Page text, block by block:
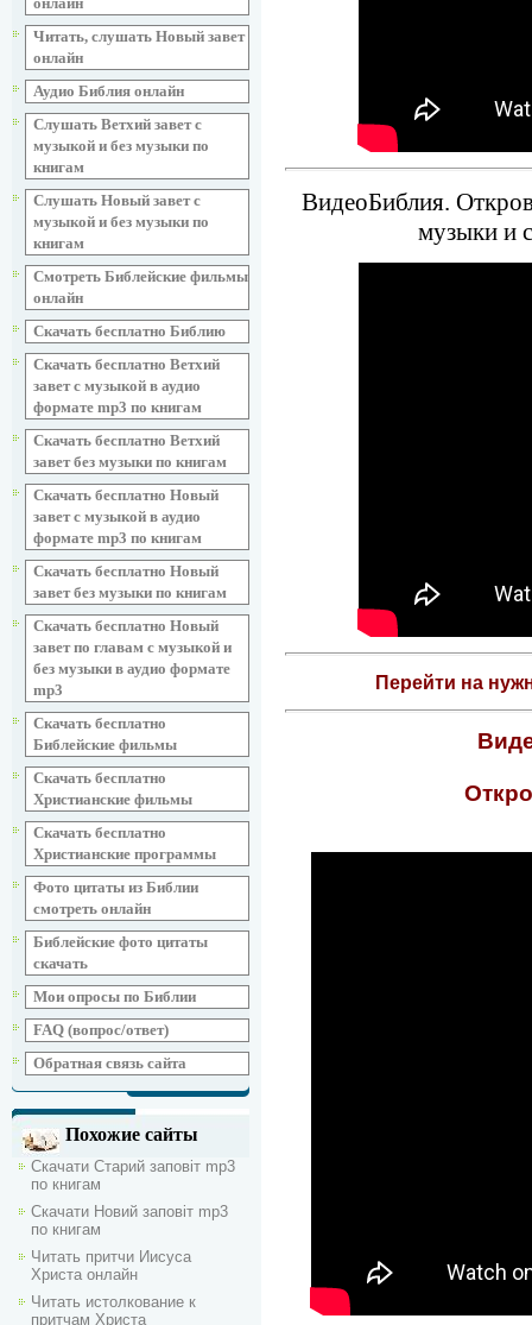
Читать, слушать Новый завет
онлайн
Аудио Библия онлайн
Слушать Ветхий завет с
музыкой и без музыки по
книгам
Слушать Новый завет с
музыкой и без музыки по
книгам
Смотреть Библейские фильмы
онлайн
Скачать бесплатно Библию
Скачать бесплатно Ветхий
завет с музыкой в аудио
формате mp3 по книгам
Скачать бесплатно Ветхий
завет без музыки по книгам
Скачать бесплатно Новый
завет с музыкой в аудио
формате mp3 по книгам
Скачать бесплатно Новый
завет без музыки по книгам
Скачать бесплатно Новый
завет по главам с музыкой и
без музыки в аудио формате
mp3
Скачать бесплатно
Библейские фильмы
Скачать бесплатно
Христианские фильмы
Скачать бесплатно
Христианские программы
Фото цитаты из Библии
смотреть онлайн
Библейские фото цитаты
скачать
Мои опросы по Библии
FAQ (вопрос/ответ)
Обратная связь сайта
Похожие сайты
Скачати Старий заповіт mp3
по книгам
Скачати Новий заповіт mp3
по книгам
Читать притчи Иисуса
Христа онлайн
Читать истолкование к
притчам Христа
ВидеоБиблия.
музыки и
Перейти на